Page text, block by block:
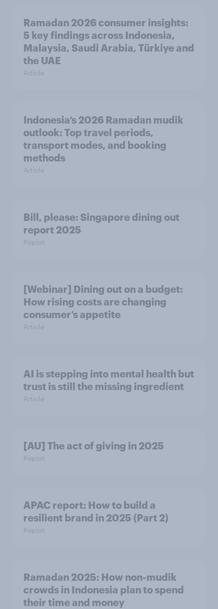
Ramadan 2026 consumer insights:
5 key findings across Indonesia,
Malaysia, Saudi Arabia, Türkiye and
the UAE
Article
Indonesia’s 2026 Ramadan mudik
outlook: Top travel periods,
transport modes, and booking
methods
Article
Bill, please:​ Singapore dining out
report 2025​
Report
[Webinar] Dining out on a budget:
How rising costs are changing
consumer’s appetite
Article
AI is stepping into mental health but
trust is still the missing ingredient
Article
[AU] The act of giving in 2025
Report
APAC report: How to build a
resilient brand in 2025 (Part 2)
Report
Ramadan 2025: How non-mudik
crowds in Indonesia plan to spend
their time and money